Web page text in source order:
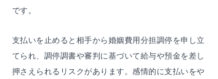
です。
支払いを止めると相手から婚姻費用分担調停を申し立
てられ、調停調書や審判に基づいて給与や預金を差し
押さえられるリスクがあります。感情的に支払いをや